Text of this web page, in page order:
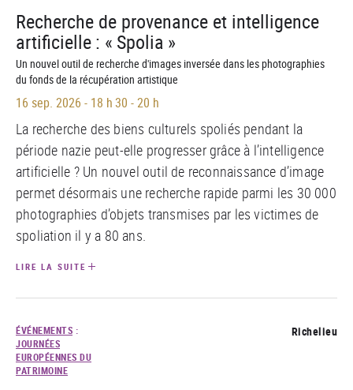
Recherche de provenance et intelligence
artificielle : « Spolia »
Un nouvel outil de recherche d'images inversée dans les photographies
du fonds de la récupération artistique
16 sep. 2026 - 18 h 30 - 20 h
La recherche des biens culturels spoliés pendant la
période nazie peut-elle progresser grâce à l’intelligence
artificielle ? Un nouvel outil de reconnaissance d’image
permet désormais une recherche rapide parmi les 30 000
photographies d’objets transmises par les victimes de
spoliation il y a 80 ans.
LIRE LA SUITE
ÉVÉNEMENTS :
JOURNÉES
EUROPÉENNES DU
PATRIMOINE
Richelieu